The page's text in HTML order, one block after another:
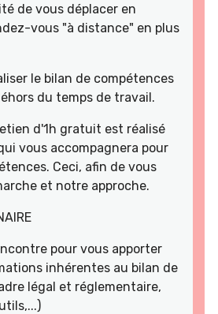
de vous déplacer en
vous "à distance" en plus
le bilan de compétences
du temps de travail.
d'1h gratuit est réalisé
vous accompagnera pour
Ceci, afin de vous
et notre approche.
pour vous apporter
inhérentes au bilan de
légal et réglementaire,